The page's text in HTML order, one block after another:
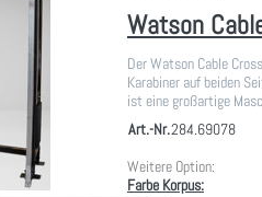
Watson
Der Watson Cable
Karabiner auf beiden
ist eine großartige
Art.-Nr.284.69078
Weitere Option:
Farbe Korpus: